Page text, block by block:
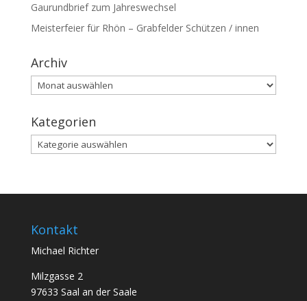
Gaurundbrief zum Jahreswechsel
Meisterfeier für Rhön – Grabfelder Schützen / innen
Archiv
Archiv
Kategorien
Kategorien
Kontakt
Michael Richter
Milzgasse 2
97633 Saal an der Saale